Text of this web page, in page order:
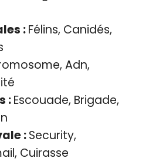
:Félins, Canidés,
Adn,
:Escouade, Brigade,
:Security,
Cuirasse